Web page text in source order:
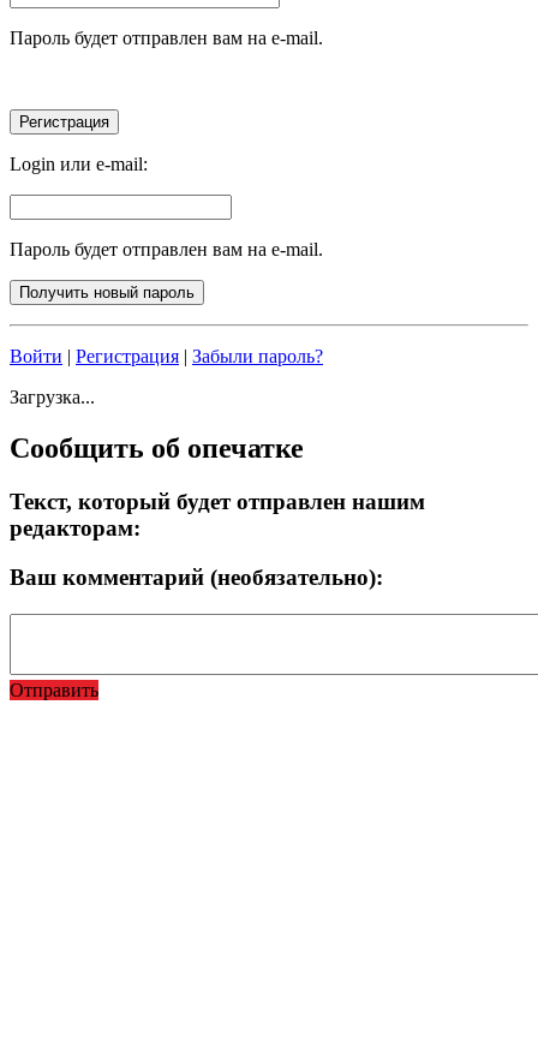
Пароль будет отправлен вам на e-mail.
Login или e-mail:
Пароль будет отправлен вам на e-mail.
Войти Регистрация
Забыли пароль?
Загрузка...
Сообщить об опечатке
Текст, который будет отправлен нашим
редакторам:
Ваш комментарий (необязательно):
Отправить